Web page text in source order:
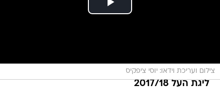
צילום ועריכת וידאו: יוסי ציפקיס
ליגת העל 2017/18